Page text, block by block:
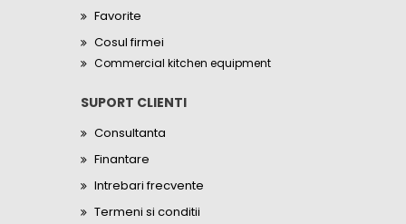
Favorite
Cosul firmei
Commercial kitchen equipment
SUPORT CLIENTI
Consultanta
Finantare
Intrebari frecvente
Termeni si conditii